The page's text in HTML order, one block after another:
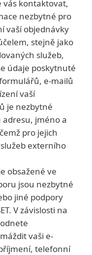
vás kontaktovat,
nezbytné pro
vaší objednávky
stejně jako
služeb,
údaje poskytnuté
e-mailů
vaší
je nezbytné
jméno a
pro jejich
externího
obsažené ve
jsou nezbytné
jiné podpory
V závislosti na
vaši e-
telefonní